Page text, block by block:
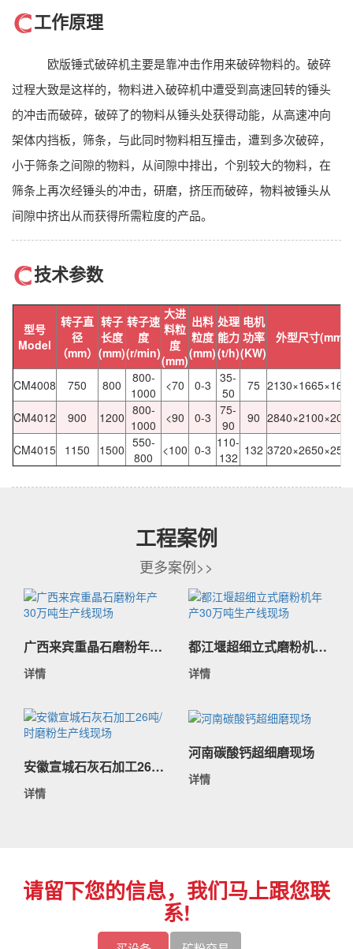
工作原理
欧版锤式破碎机主要是靠冲击作用来破碎物料的。破碎
过程大致是这样的，物料进入破碎机中遭受到高速回转的锤头
的冲击而破碎，破碎了的物料从锤头处获得动能，从高速冲向
架体内挡板，筛条，与此同时物料相互撞击，遭到多次破碎，
小于筛条之间隙的物料，从间隙中排出，个别较大的物料，在
筛条上再次经锤头的冲击，研磨，挤压而破碎，物料被锤头从
间隙中挤出从而获得所需粒度的产品。
技术参数
型号
Model
转子直
径
（mm）
转子
长度
(mm)
转子速
度
(r/min)
大进
料粒
度
(mm)
出料
粒度
(mm)
处理
能力
(t/h)
电机
功率
(KW)
外型尺寸(mm)
CM4008 750 800
800-
1000
<70 0-3 35-
50
75
CM4012 900 1200 800-
1000
<90 0-3 75-
90
90
CM4015 1150 1500 550-
800
<100 0-3 110-
132 132
工程案例
更多案例>>
广西来宾重晶石磨粉年产30万吨生产线现场
详情
都江堰超细立式磨粉机年产30万吨生产线现场
详情
安徽宣城石灰石加工26吨/时磨粉生产线现场
详情
河南碳酸钙超细磨现场
详情
请留下您的信息，我们马上跟您联
系!